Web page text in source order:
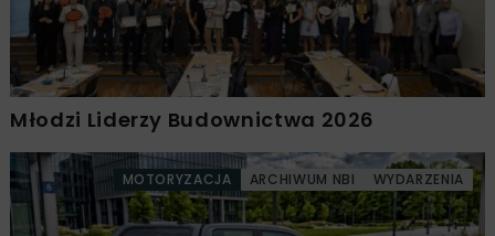
Młodzi Liderzy Budownictwa 2026
MOTORYZACJA ARCHIWUM NBI WYDARZENIA